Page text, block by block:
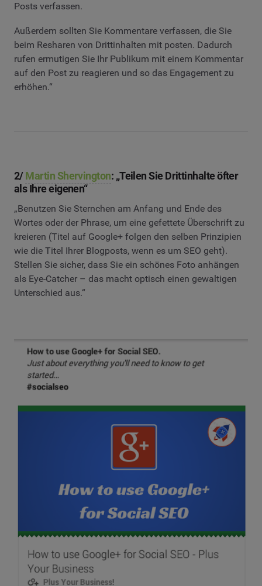
Posts verfassen.
Außerdem sollten Sie Kommentare verfassen, die Sie
beim Resharen von Drittinhalten mit posten. Dadurch
rufen ermutigen Sie Ihr Publikum mit einem Kommentar
auf den Post zu reagieren und so das Engagement zu
erhöhen.“
2/Martin Shervington: „Teilen Sie Drittinhalte öfter
als Ihre eigenen“
„Benutzen Sie Sternchen am Anfang und Ende des
Wortes oder der Phrase, um eine gefettete Überschrift zu
kreieren (Titel auf Google+ folgen den selben Prinzipien
wie die Titel Ihrer Blogposts, wenn es um SEO geht).
Stellen Sie sicher, dass Sie ein schönes Foto anhängen
als Eye-Catcher – das macht optisch einen gewaltigen
Unterschied aus.“